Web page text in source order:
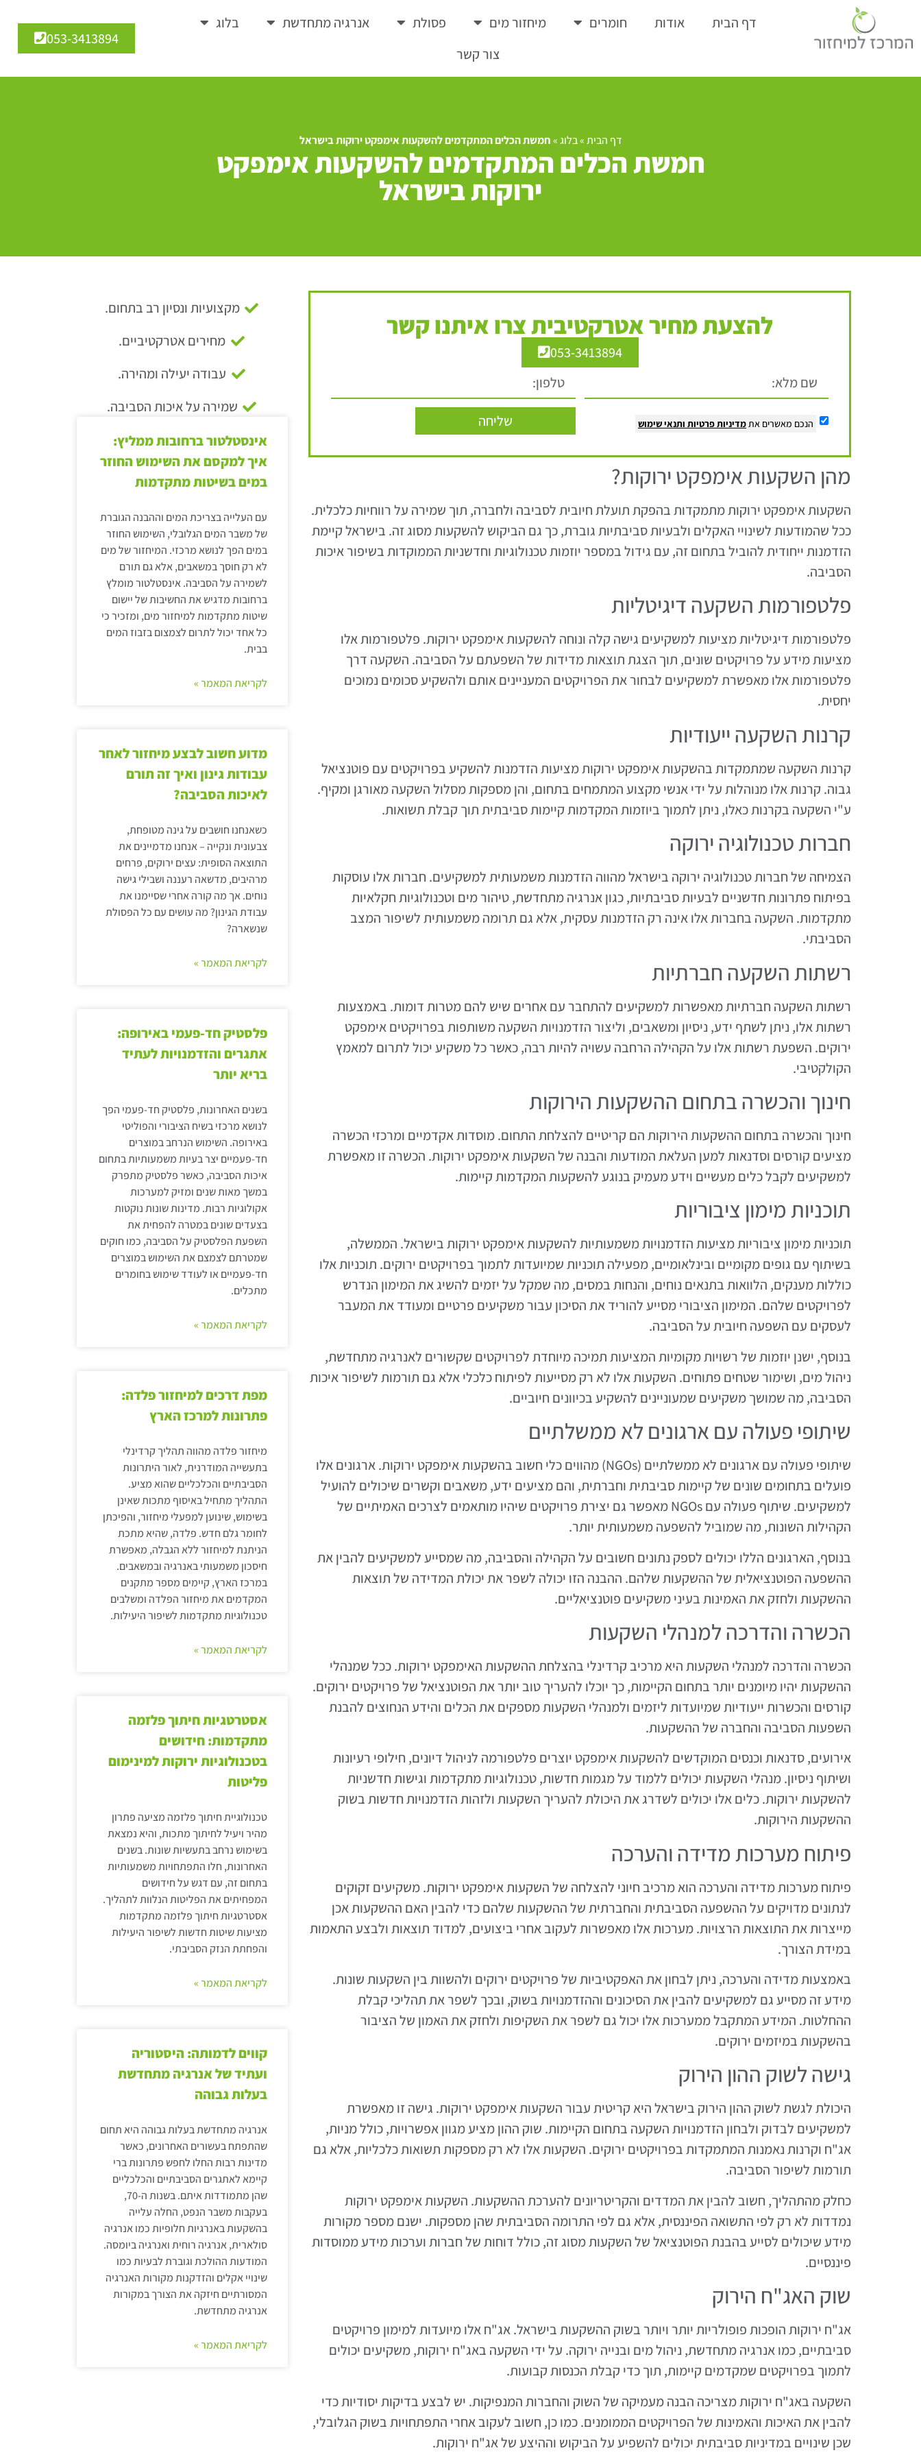
דף הבית אודות חומרים מיחזור מים פסולת אנרגיה מתחדשת
בלוג
צור קשר
053-3413894
דף הבית»בלוג»חמשת הכלים המתקדמים להשקעות אימפקט ירוקות בישראל
חמשת הכלים המתקדמים להשקעות אימפקט
ירוקות בישראל
להצעת מחיר אטרקטיבית צרו איתנו קשר
053-3413894
הנכם מאשרים אתמדיניות פרטיות ותנאי שימוש שליחה
מהן השקעות אימפקט ירוקות?
השקעות אימפקט ירוקות מתמקדות בהפקת תועלת חיובית לסביבה ולחברה, תוך שמירה על רווחיות כלכלית.
ככל שהמודעות לשינויי האקלים ולבעיות סביבתיות גוברת, כך גם הביקוש להשקעות מסוג זה. בישראל קיימת
הזדמנות ייחודית להוביל בתחום זה, עם גידול במספר יוזמות טכנולוגיות וחדשניות הממוקדות בשיפור איכות
הסביבה.
פלטפורמות השקעה דיגיטליות
פלטפורמות דיגיטליות מציעות למשקיעים גישה קלה ונוחה להשקעות אימפקט ירוקות. פלטפורמות אלו
מציעות מידע על פרויקטים שונים, תוך הצגת תוצאות מדידות של השפעתם על הסביבה. השקעה דרך
פלטפורמות אלו מאפשרת למשקיעים לבחור את הפרויקטים המעניינים אותם ולהשקיע סכומים נמוכים
יחסית.
קרנות השקעה ייעודיות
קרנות השקעה שמתמקדות בהשקעות אימפקט ירוקות מציעות הזדמנות להשקיע בפרויקטים עם פוטנציאל
גבוה. קרנות אלו מנוהלות על ידי אנשי מקצוע המתמחים בתחום, והן מספקות מסלול השקעה מאורגן ומקיף.
ע"י השקעה בקרנות כאלו, ניתן לתמוך ביוזמות המקדמות קיימות סביבתית תוך קבלת תשואות.
חברות טכנולוגיה ירוקה
הצמיחה של חברות טכנולוגיה ירוקה בישראל מהווה הזדמנות משמעותית למשקיעים. חברות אלו עוסקות
בפיתוח פתרונות חדשניים לבעיות סביבתיות, כגון אנרגיה מתחדשת, טיהור מים וטכנולוגיות חקלאיות
מתקדמות. השקעה בחברות אלו אינה רק הזדמנות עסקית, אלא גם תרומה משמעותית לשיפור המצב
הסביבתי.
רשתות השקעה חברתיות
רשתות השקעה חברתיות מאפשרות למשקיעים להתחבר עם אחרים שיש להם מטרות דומות. באמצעות
רשתות אלו, ניתן לשתף ידע, ניסיון ומשאבים, וליצור הזדמנויות השקעה משותפות בפרויקטים אימפקט
ירוקים. השפעת רשתות אלו על הקהילה הרחבה עשויה להיות רבה, כאשר כל משקיע יכול לתרום למאמץ
הקולקטיבי.
חינוך והכשרה בתחום ההשקעות הירוקות
חינוך והכשרה בתחום ההשקעות הירוקות הם קריטיים להצלחת התחום. מוסדות אקדמיים ומרכזי הכשרה
מציעים קורסים וסדנאות למען העלאת המודעות והבנה של השקעות אימפקט ירוקות. הכשרה זו מאפשרת
למשקיעים לקבל כלים מעשיים וידע מעמיק בנוגע להשקעות המקדמות קיימות.
תוכניות מימון ציבוריות
תוכניות מימון ציבוריות מציעות הזדמנויות משמעותיות להשקעות אימפקט ירוקות בישראל. הממשלה,
בשיתוף עם גופים מקומיים ובינלאומיים, מפעילה תוכניות שמיועדות לתמוך בפרויקטים ירוקים. תוכניות אלו
כוללות מענקים, הלוואות בתנאים נוחים, והנחות במסים, מה שמקל על יזמים להשיג את המימון הנדרש
לפרויקטים שלהם. המימון הציבורי מסייע להוריד את הסיכון עבור משקיעים פרטיים ומעודד את המעבר
לעסקים עם השפעה חיובית על הסביבה.
בנוסף, ישנן יוזמות של רשויות מקומיות המציעות תמיכה מיוחדת לפרויקטים שקשורים לאנרגיה מתחדשת,
ניהול מים, ושימור שטחים פתוחים. השקעות אלו לא רק מסייעות לפיתוח כלכלי אלא גם תורמות לשיפור איכות
הסביבה, מה שמושך משקיעים שמעוניינים להשקיע בכיוונים חיוביים.
שיתופי פעולה עם ארגונים לא ממשלתיים
שיתופי פעולה עם ארגונים לא ממשלתיים (NGOs) מהווים כלי חשוב בהשקעות אימפקט ירוקות. ארגונים אלו
פועלים בתחומים שונים של קיימות סביבתית וחברתית, והם מציעים ידע, משאבים וקשרים שיכולים להועיל
למשקיעים. שיתוף פעולה עם NGOs מאפשר גם יצירת פרויקטים שיהיו מותאמים לצרכים האמיתיים של
הקהילות השונות, מה שמוביל להשפעה משמעותית יותר.
בנוסף, הארגונים הללו יכולים לספק נתונים חשובים על הקהילה והסביבה, מה שמסייע למשקיעים להבין את
ההשפעה הפוטנציאלית של ההשקעות שלהם. ההבנה הזו יכולה לשפר את יכולת המדידה של תוצאות
ההשקעות ולחזק את האמינות בעיני משקיעים פוטנציאליים.
הכשרה והדרכה למנהלי השקעות
הכשרה והדרכה למנהלי השקעות היא מרכיב קרדינלי בהצלחת ההשקעות האימפקט ירוקות. ככל שמנהלי
ההשקעות יהיו מיומנים יותר בתחום הקיימות, כך יוכלו להעריך טוב יותר את הפוטנציאל של פרויקטים ירוקים.
קורסים והכשרות ייעודיות שמיועדות ליזמים ולמנהלי השקעות מספקים את הכלים והידע הנחוצים להבנת
השפעות הסביבה והחברה של ההשקעות.
אירועים, סדנאות וכנסים המוקדשים להשקעות אימפקט יוצרים פלטפורמה לניהול דיונים, חילופי רעיונות
ושיתוף ניסיון. מנהלי השקעות יכולים ללמוד על מגמות חדשות, טכנולוגיות מתקדמות וגישות חדשניות
להשקעות ירוקות. כלים אלו יכולים לשדרג את היכולת להעריך השקעות ולזהות הזדמנויות חדשות בשוק
ההשקעות הירוקות.
פיתוח מערכות מדידה והערכה
פיתוח מערכות מדידה והערכה הוא מרכיב חיוני להצלחה של השקעות אימפקט ירוקות. משקיעים זקוקים
לנתונים מדויקים על ההשפעה הסביבתית והחברתית של ההשקעות שלהם כדי להבין האם ההשקעות אכן
מייצרות את התוצאות הרצויות. מערכות אלו מאפשרות לעקוב אחרי ביצועים, למדוד תוצאות ולבצע התאמות
במידת הצורך.
באמצעות מדידה והערכה, ניתן לבחון את האפקטיביות של פרויקטים ירוקים ולהשוות בין השקעות שונות.
מידע זה מסייע גם למשקיעים להבין את הסיכונים וההזדמנויות בשוק, ובכך לשפר את תהליכי קבלת
ההחלטות. המידע המתקבל ממערכות אלו יכול גם לשפר את השקיפות ולחזק את האמון של הציבור
בהשקעות במיזמים ירוקים.
גישה לשוק ההון הירוק
היכולת לגשת לשוק ההון הירוק בישראל היא קריטית עבור השקעות אימפקט ירוקות. גישה זו מאפשרת
למשקיעים לבדוק ולבחון הזדמנויות השקעה בתחום הקיימות. שוק ההון מציע מגוון אפשרויות, כולל מניות,
אג"ח וקרנות נאמנות המתמקדות בפרויקטים ירוקים. השקעות אלו לא רק מספקות תשואות כלכליות, אלא גם
תורמות לשיפור הסביבה.
כחלק מהתהליך, חשוב להבין את המדדים והקריטריונים להערכת ההשקעות. השקעות אימפקט ירוקות
נמדדות לא רק לפי התשואה הפיננסית, אלא גם לפי התרומה הסביבתית שהן מספקות. ישנם מספר מקורות
מידע שיכולים לסייע בהבנת הפוטנציאל של השקעות מסוג זה, כולל דוחות של חברות וערכות מידע ממוסדות
פיננסיים.
שוק האג"ח הירוק
אג"ח ירוקות הופכות פופולריות יותר ויותר בשוק ההשקעות בישראל. אג"ח אלו מיועדות למימון פרויקטים
סביבתיים, כמו אנרגיה מתחדשת, ניהול מים ובנייה ירוקה. על ידי השקעה באג"ח ירוקות, משקיעים יכולים
לתמוך בפרויקטים שמקדמים קיימות, תוך כדי קבלת הכנסות קבועות.
השקעה באג"ח ירוקות מצריכה הבנה מעמיקה של השוק והחברות המנפיקות. יש לבצע בדיקות יסודיות כדי
להבין את האיכות והאמינות של הפרויקטים הממומנים. כמו כן, חשוב לעקוב אחרי התפתחויות בשוק הגלובלי,
שכן שינויים במדיניות סביבתית יכולים להשפיע על הביקוש וההיצע של אג"ח ירוקות.
מקצועיות ונסיון רב בתחום.
מחירים אטרקטיביים.
עבודה יעילה ומהירה.
שמירה על איכות הסביבה.
אינסטלטור ברחובות ממליץ:
איך למקסם את השימוש החוזר
במים בשיטות מתקדמות
עם העלייה בצריכת המים וההבנה הגוברת
של משבר המים הגלובלי, השימוש החוזר
במים הפך לנושא מרכזי. המיחזור של מים
לא רק חוסך במשאבים, אלא גם תורם
לשמירה על הסביבה. אינסטלטור מומלץ
ברחובות מדגיש את החשיבות של יישום
שיטות מתקדמות למיחזור מים, ומזכיר כי
כל אחד יכול לתרום לצמצום בזבוז המים
בבית.
לקריאת המאמר »
מדוע חשוב לבצע מיחזור לאחר
עבודות גינון ואיך זה תורם
לאיכות הסביבה?
כשאנחנו חושבים על גינה מטופחת,
צבעונית ונקייה – אנחנו מדמיינים את
התוצאה הסופית: עצים ירוקים, פרחים
מרהיבים, מדשאה רעננה ושבילי גישה
נוחים. אך מה קורה אחרי שסיימנו את
עבודת הגינון? מה עושים עם כל הפסולת
שנשארה?
לקריאת המאמר »
פלסטיק חד-פעמי באירופה:
אתגרים והזדמנויות לעתיד
בריא יותר
בשנים האחרונות, פלסטיק חד-פעמי הפך
לנושא מרכזי בשיח הציבורי והפוליטי
באירופה. השימוש הנרחב במוצרים
חד-פעמיים יצר בעיות משמעותיות בתחום
איכות הסביבה, כאשר פלסטיק מתפרק
במשך מאות שנים ומזיק למערכות
אקולוגיות רבות. מדינות שונות נוקטות
בצעדים שונים במטרה להפחית את
השפעת הפלסטיק על הסביבה, כמו חוקים
שמטרתם לצמצם את השימוש במוצרים
חד-פעמיים או לעודד שימוש בחומרים
מתכלים.
לקריאת המאמר »
מפת דרכים למיחזור פלדה:
פתרונות למרכז הארץ
מיחזור פלדה מהווה תהליך קרדינלי
בתעשייה המודרנית, לאור היתרונות
הסביבתיים והכלכליים שהוא מציע.
התהליך מתחיל באיסוף מתכות שאינן
בשימוש, שינוען למפעלי מיחזור, והפיכתן
לחומר גלם חדש. פלדה, שהיא מתכת
הניתנת למיחזור ללא הגבלה, מאפשרת
חיסכון משמעותי באנרגיה ובמשאבים.
במרכז הארץ, קיימים מספר מתקנים
המקדמים את מיחזור הפלדה ומשלבים
טכנולוגיות מתקדמות לשיפור היעילות.
לקריאת המאמר »
אסטרטגיות חיתוך פלזמה
מתקדמות: חידושים
בטכנולוגיות ירוקות למינימום
פליטות
טכנולוגיית חיתוך פלזמה מציעה פתרון
מהיר ויעיל לחיתוך מתכות, והיא נמצאת
בשימוש נרחב בתעשיות שונות. בשנים
האחרונות, חלו התפתחויות משמעותיות
בתחום זה, עם דגש על חידושים
המפחיתים את הפליטות הנלוות לתהליך.
אסטרטגיות חיתוך פלזמה מתקדמות
מציעות שיטות חדשות לשיפור היעילות
והפחתת הנזק הסביבתי.
לקריאת המאמר »
קווים לדמותה: היסטוריה
ועתיד של אנרגיה מתחדשת
בעלות גבוהה
אנרגיה מתחדשת בעלות גבוהה היא תחום
שהתפתח בעשורים האחרונים, כאשר
מדינות רבות החלו לחפש פתרונות ברי
קיימא לאתגרים הסביבתיים והכלכליים
שהן מתמודדות איתם. בשנות ה-70,
בעקבות משבר הנפט, החלה עלייה
בהשקעות באנרגיות חלופיות כמו אנרגיה
סולארית, אנרגיה רוחית ואנרגיה ביומסה.
המודעות ההולכת וגוברת לבעיות כמו
שינויי אקלים והזדקנות מקורות האנרגיה
המסורתיים חיזקה את הצורך במקורות
אנרגיה מתחדשת.
לקריאת המאמר »